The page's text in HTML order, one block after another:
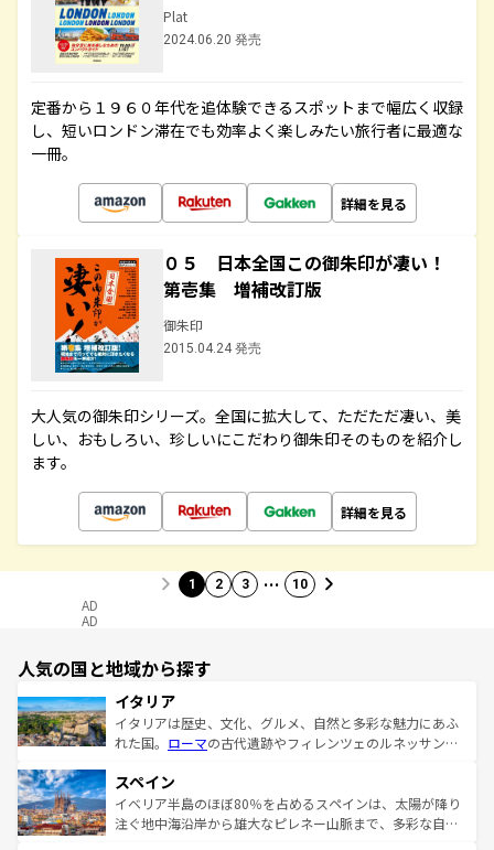
Plat
2024.06.20 発売
定番から１９６０年代を追体験できるスポットまで幅広く収録
し、短いロンドン滞在でも効率よく楽しみたい旅行者に最適な
一冊。
詳細を見る
０５ 日本全国この御朱印が凄い！
第壱集 増補改訂版
御朱印
2015.04.24 発売
大人気の御朱印シリーズ。全国に拡大して、ただただ凄い、美
しい、おもしろい、珍しいにこだわり御朱印そのものを紹介し
ます。
詳細を見る
1 2 3 … 10
AD
AD
人気の国と地域から探す
イタリア
イタリアは歴史、文化、グルメ、自然と多彩な魅力にあふ
れた国。 ローマの古代遺跡やフィレンツェのルネッサンス
ろん、トスカーナの美しい田園風景やアマルフィ海岸の絶
景など、自然景観も見逃せない。観光の合間には、本場の
ピザやパスタなど、絶品のイタリア料理を堪能することも
スペイン
イベリア半島のほぼ80％を占めるスペインは、太陽が降り
注ぐ地中海沿岸から雄大なピレネー山脈まで、多彩な自然